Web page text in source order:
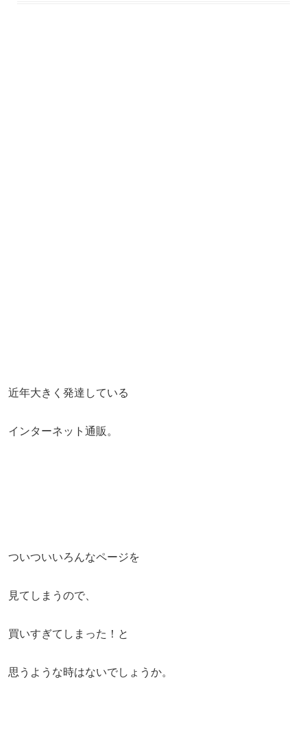
近年大きく発達している
インターネット通販。
ついついいろんなページを
見てしまうので、
買いすぎてしまった！と
思うような時はないでしょうか。